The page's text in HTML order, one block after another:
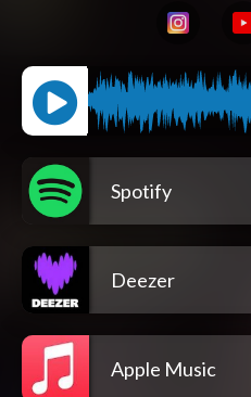
Spotify
Deezer
Apple Music